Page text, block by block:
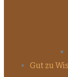
Gut zu